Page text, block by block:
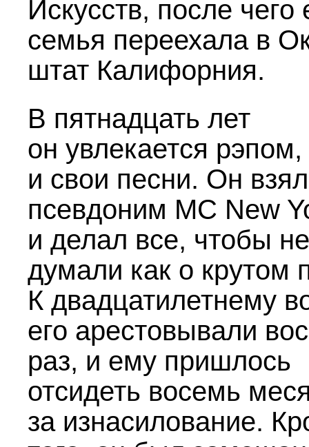
Искусств, после чего
семья переехала в
штат Калифорния.
В пятнадцать лет
он увлекается
и свои песни. Он
псевдоним MC New
и делал все, чтобы
думали как о крутом
К двадцатилетнему
его арестовывали
раз, и ему пришлось
отсидеть восемь
за изнасилование.